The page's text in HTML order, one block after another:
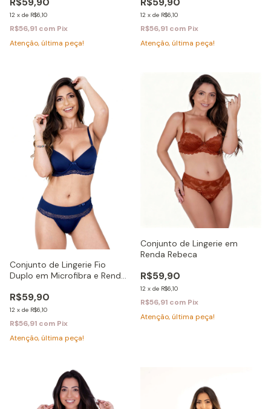
12 x de R$6,10
R$56,91 com Pix
Atenção, última peça!
12 x de R$6,10
R$56,91 com Pix
Atenção, última peça!
Conjunto de Lingerie Fio
Duplo em Microfibra e Renda
R$59,90
12 x de R$6,10
R$56,91 com Pix
Atenção, última peça!
Conjunto de Lingerie em
Renda Rebeca
R$59,90
12 x de R$6,10
R$56,91 com Pix
Atenção, última peça!